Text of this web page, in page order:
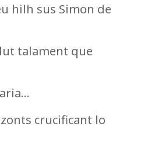
hilh sus Simon de
talament que
crucificant lo